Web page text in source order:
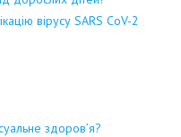
вірусу SARS CoV-2
здоров’я?